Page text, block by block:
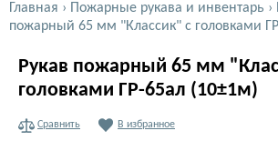
Главная › Пожарные рукава и инвентарь ›
пожарный 65 мм "Классик" с головками
Рукав пожарный 65 мм
головками ГР-65ал (10±1м)
Сравнить В избранное